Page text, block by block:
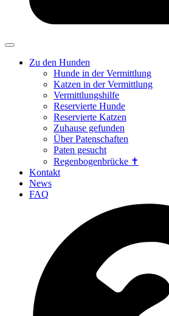
Zu den Hunden
Hunde in der Vermittlung
Katzen in der Vermittlung
Vermittlungshilfe
Reservierte Hunde
Reservierte Katzen
Zuhause gefunden
Über Patenschaften
Paten gesucht
Regenbogenbrücke ✝
Kontakt
News
FAQ